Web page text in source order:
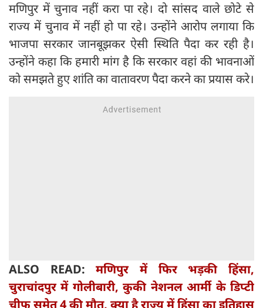
मणिपुर में चुनाव नहीं करा पा रहे। दो सांसद वाले छोटे से
राज्य में चुनाव में नहीं हो पा रहे। उन्होंने आरोप लगाया कि
भाजपा सरकार जानबूझकर ऐसी स्थिति पैदा कर रही है।
उन्होंने कहा कि हमारी मांग है कि सरकार वहां की भावनाओं
को समझते हुए शांति का वातावरण पैदा करने का प्रयास करे।
ALSO READ:मणिपुर में फिर भड़की हिंसा,
चुराचांदपुर में गोलीबारी, कुकी नेशनल आर्मी के डिप्टी
चीफ समेत 4 की मौत, क्या है राज्य में हिंसा का इतिहास